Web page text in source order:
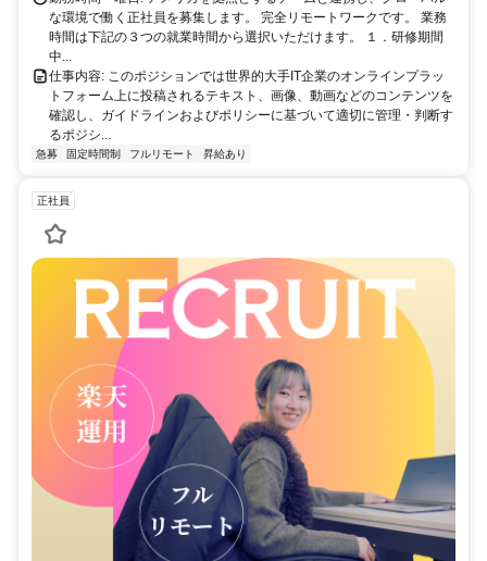
な環境で働く正社員を募集します。 完全リモートワークです。 業務
時間は下記の３つの就業時間から選択いただけます。 １．研修期間
中...
仕事内容: このポジションでは世界的大手IT企業のオンラインプラッ
トフォーム上に投稿されるテキスト、画像、動画などのコンテンツを
確認し、ガイドラインおよびポリシーに基づいて適切に管理・判断す
るポジシ...
急募 固定時間制 フルリモート 昇給あり
正社員